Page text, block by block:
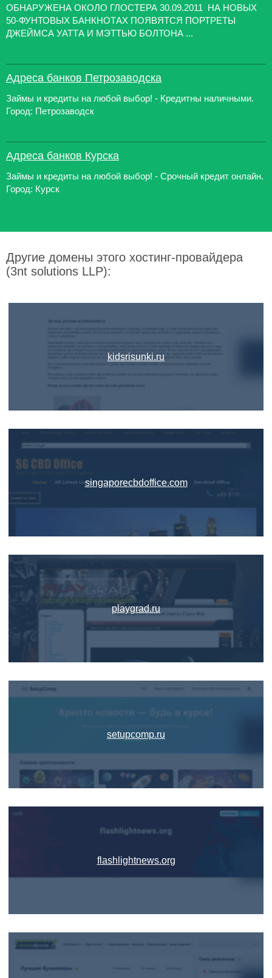
ОБНАРУЖЕНА ОКОЛО ГЛОСТЕРА 30.09.2011 НА НОВЫХ
50-ФУНТОВЫХ БАНКНОТАХ ПОЯВЯТСЯ ПОРТРЕТЫ
ДЖЕЙМСА УАТТА И МЭТТЬЮ БОЛТОНА ...
Адреса банков Петрозаводска
Займы и кредиты на любой выбор! - Кредитны наличными.
Город: Петрозаводск
Адреса банков Курска
Займы и кредиты на любой выбор! - Срочный кредит онлайн.
Город: Курск
Другие домены этого хостинг-провайдера
(3nt solutions LLP):
kidsrisunki.ru
singaporecbdoffice.com
playgrad.ru
setupcomp.ru
flashlightnews.org